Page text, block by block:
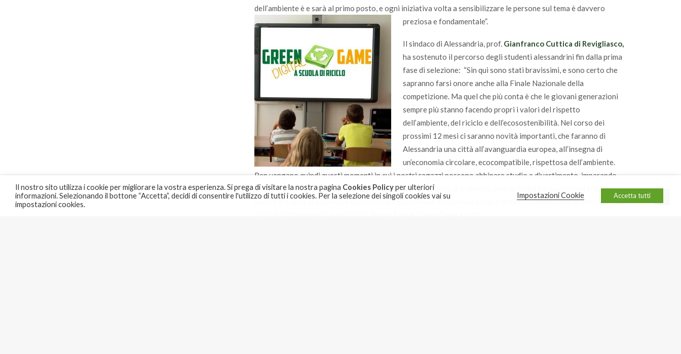
dell’ambiente è e sarà al primo posto, e ogni iniziativa volta a sensibilizzare le persone sul tema è davvero
preziosa e fondamentale”.
Il sindaco di Alessandria, prof. Gianfranco Cuttica di Revigliasco,
ha sostenuto il percorso degli studenti alessandrini fin dalla prima
fase di selezione: “Sin qui sono stati bravissimi, e sono certo che
sapranno farsi onore anche alla Finale Nazionale della
competizione. Ma quel che più conta è che le giovani generazioni
sempre più stanno facendo propri i valori del rispetto
dell’ambiente, del riciclo e dell’ecosostenibilità. Nel corso dei
prossimi 12 mesi ci saranno novità importanti, che faranno di
Alessandria una città all’avanguardia europea, all’insegna di
un’economia circolare, ecocompatibile, rispettosa dell’ambiente.
Ben vengano quindi questi momenti in cui i nostri ragazzi possono abbinare studio e divertimento, imparando
divertendosi. La dimensione della gara è sempre stimolante, e in questo caso la finalità è quanto mai importante,
perché si tratta di assimilare concetti e comportamenti fondamentali sul fronte del rispetto dell’ambiente, della
Il nostro sito utilizza i cookie per migliorare la vostra esperienza. Si prega di visitare la nostra pagina Cookies Policyper ulteriori
informazioni. Selezionando il bottone “Accetta”, decidi di consentire l'utilizzo di tutti i cookies. Per la selezione dei singoli cookies vai su
impostazioni cookies.
Impostazioni Cookie Accetta tutti